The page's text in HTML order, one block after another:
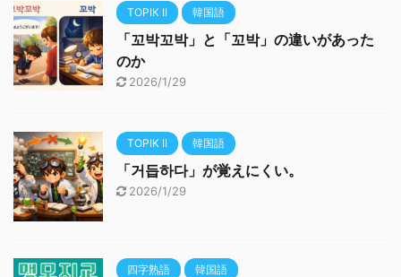
TOPIK II 韓国語
「꼬박꼬박」と「꼬박」の違いがあった
のか
2026/1/29
TOPIK II 韓国語
「거듭하다」が覚えにくい。
2026/1/29
四字熟語 韓国語